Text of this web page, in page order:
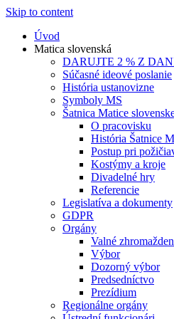
Skip to content
Úvod
Matica slovenská
DARUJTE 2 % Z
Súčasné ideové poslanie
História ustanovizne
Symboly MS
Šatnica Matice
O pracovisku
História Šatnice
Postup pri
Kostýmy a kroje
Divadelné hry
Referencie
Legislatíva a dokumenty
GDPR
Orgány
Valné
Výbor
Dozorný výbor
Predsedníctvo
Prezídium
Regionálne orgány